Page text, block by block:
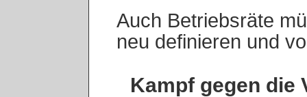
Auch Betriebsräte
neu definieren und
Kampf gegen die